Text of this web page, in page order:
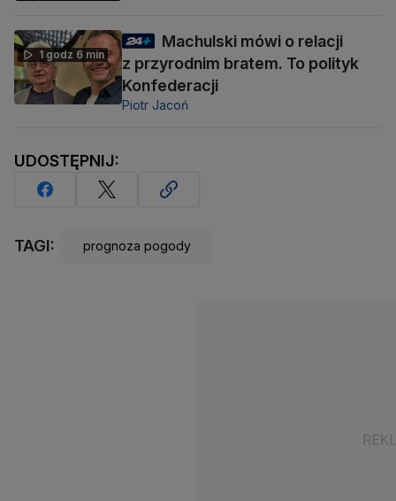
1 godz 6 min
Machulski mówi o relacji
z przyrodnim bratem. To polityk
Konfederacji
Piotr Jacoń
UDOSTĘPNIJ:
TAGI: prognoza pogody